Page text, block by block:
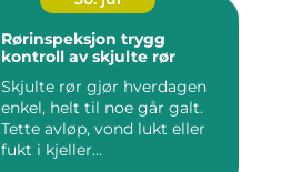
Rørinspeksjon trygg
kontroll av skjulte rør
Skjulte rør gjør hverdagen
enkel, helt til noe går galt.
Tette avløp, vond lukt eller
fukt i kjeller...